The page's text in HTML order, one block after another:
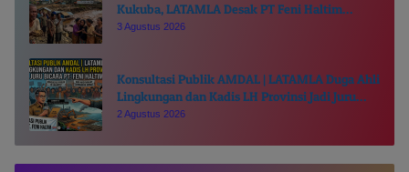
Kukuba, LATAMLA Desak PT Feni Haltim
Diproses Pidana
3 Agustus 2026
Konsultasi Publik AMDAL | LATAMLA Duga Ahli
Lingkungan dan Kadis LH Provinsi Jadi Juru
Bicara PT. Feni Haltim
2 Agustus 2026